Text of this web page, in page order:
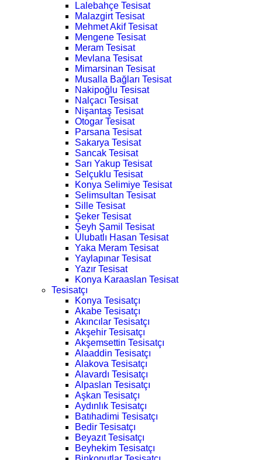
Lalebahçe Tesisat
Malazgirt Tesisat
Mehmet Akif Tesisat
Mengene Tesisat
Meram Tesisat
Mevlana Tesisat
Mimarsinan Tesisat
Musalla Bağları Tesisat
Nakipoğlu Tesisat
Nalçacı Tesisat
Nişantaş Tesisat
Otogar Tesisat
Parsana Tesisat
Sakarya Tesisat
Sancak Tesisat
Sarı Yakup Tesisat
Selçuklu Tesisat
Konya Selimiye Tesisat
Selimsultan Tesisat
Sille Tesisat
Şeker Tesisat
Şeyh Şamil Tesisat
Ulubatlı Hasan Tesisat
Yaka Meram Tesisat
Yaylapınar Tesisat
Yazır Tesisat
Konya Karaaslan Tesisat
Tesisatçı
Konya Tesisatçı
Akabe Tesisatçı
Akıncılar Tesisatçı
Akşehir Tesisatçı
Akşemsettin Tesisatçı
Alaaddin Tesisatçı
Alakova Tesisatçı
Alavardı Tesisatçı
Alpaslan Tesisatçı
Aşkan Tesisatçı
Aydınlık Tesisatçı
Batıhadimi Tesisatçı
Bedir Tesisatçı
Beyazıt Tesisatçı
Beyhekim Tesisatçı